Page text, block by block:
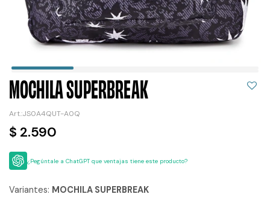
MOCHILA SUPERBREAK
JS0A4QUT-A0Q
$ 2.590
¿Pegúntale a ChatGPT que ventajas tiene este producto?
Variantes: MOCHILA SUPERBREAK